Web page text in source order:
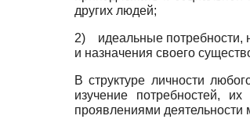
других людей;
2) идеальные
и назначения своего
В структуре личности
изучение потребностей,
проявлениями деятельности